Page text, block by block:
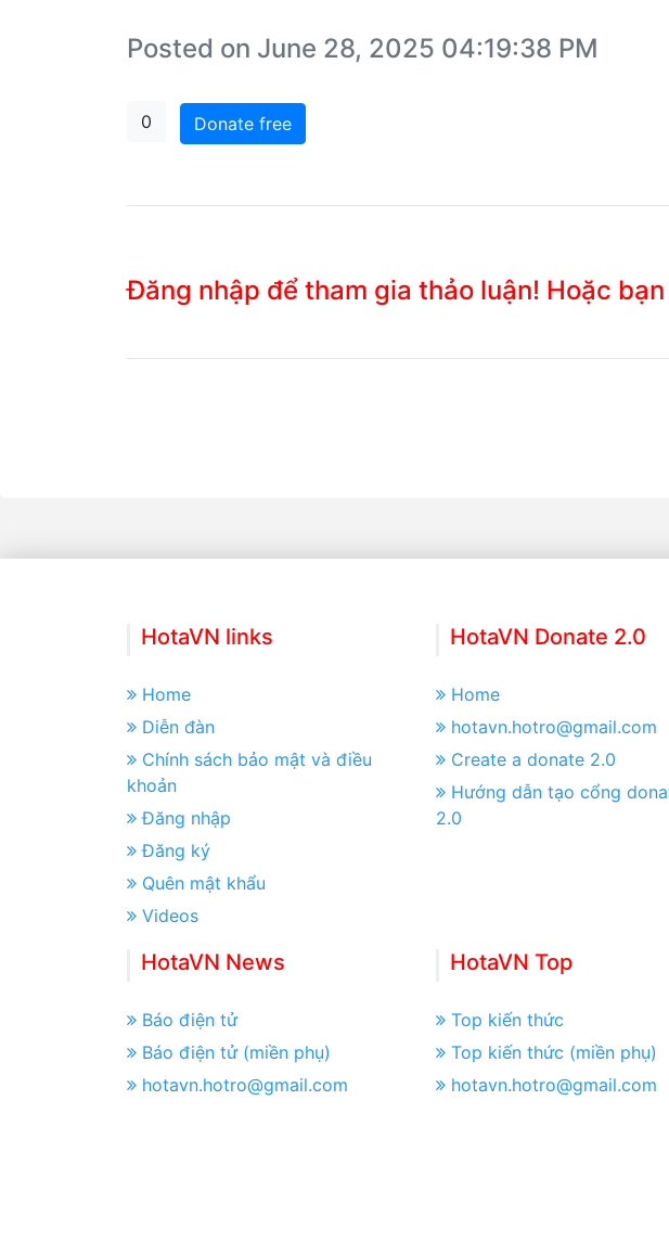
Posted on June 28, 2025 04:19:38 PM
0 Donate free
Đăng nhập để tham gia thảo luận! Hoặc
HotaVN links
Home
Diễn đàn
Chính sách bảo mật và điều
khoản
Đăng nhập
Đăng ký
Quên mật khẩu
Videos
HotaVN Donate 2.0
Home
hotavn.hotro@gmail.com
Create a donate 2.0
Hướng dẫn tạo cổng
2.0
HotaVN News
Báo điện tử
Báo điện tử (miền phụ)
hotavn.hotro@gmail.com
HotaVN Top
Top kiến thức
Top kiến thức (miền phụ)
hotavn.hotro@gmail.com